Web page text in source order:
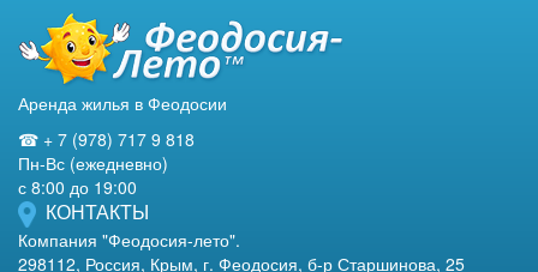
Аренда жилья в Феодосии
☎ + 7 (978) 717 9 818
Пн-Вс (ежедневно)
с 8:00 до 19:00
КОНТАКТЫ
Компания "Феодосия-лето".
298112, Россия, Крым, г. Феодосия, б-р Старшинова, 25